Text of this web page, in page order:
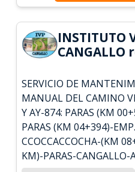
INSTITUTO
CANGALLO
SERVICIO DE
MANUAL DEL CAMINO
Y AY-874: PARAS (KM
PARAS (KM 04+394)-
CCOCCACCOCHA-(KM
KM)-PARAS-CANGALLO-